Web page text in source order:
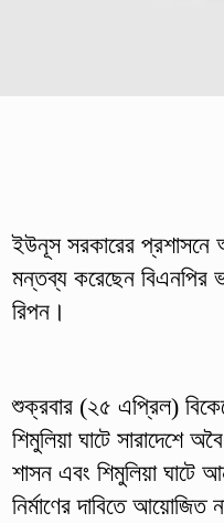
ইউনূস সরকারের প্রশাসনে
মন্তব্য করেছেন বিএনপির
রিপন।
শুক্রবার (২৫ এপ্রিল)
শিমুলিয়া ঘাটে সারাদেশে
শাসন এবং শিমুলিয়া ঘাটে
নির্মাণের দাবিতে আয়োজিত